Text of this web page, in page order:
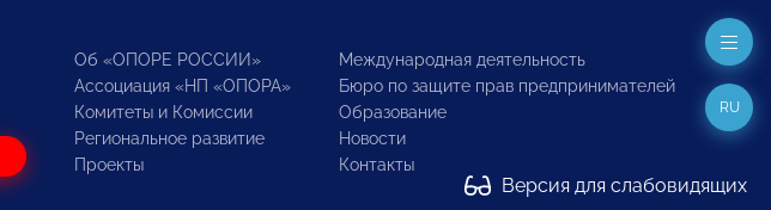
Об «ОПОРЕ РОССИИ»
Ассоциация «НП «ОПОРА»
Комитеты и Комиссии
Региональное развитие
Проекты
Международная деятельность
Бюро по защите прав предпринимателей
Образование
Новости
Контакты
Версия для слабовидящих
RU